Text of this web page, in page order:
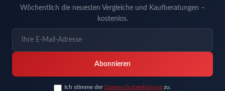
Wöchentlich die neuesten Vergleiche und Kaufberatungen –
kostenlos.
Abonnieren
Ich stimme der Datenschutzerklärung zu.